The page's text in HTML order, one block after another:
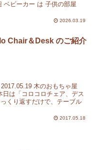
ベビーカー は 子供の部屋
2026.03.19
Chair＆Desk のご紹介
木のおもちゃ屋
は「コロコロチェア、デス
くり返すだけで、テーブル
2017.05.18